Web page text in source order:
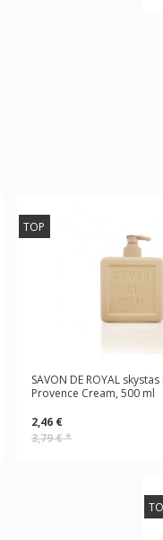
TOP
SAVON DE ROYAL
Provence Cream, 500 ml
2,46 €
3,79 €*